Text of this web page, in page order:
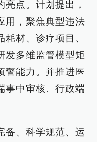
点。计划提出，
用，聚焦典型违法
材、诊疗项目、
发多维监管模型矩
警能力。并推进医
事中审核、行政端
备、科学规范、运